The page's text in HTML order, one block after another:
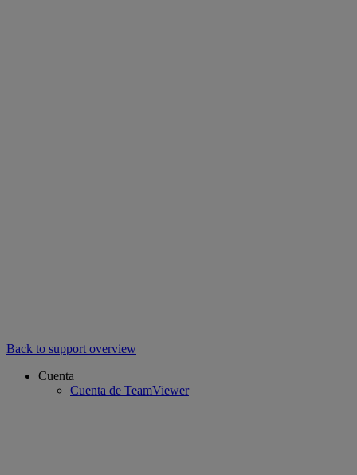
Back to support overview
Cuenta
Cuenta de TeamViewer